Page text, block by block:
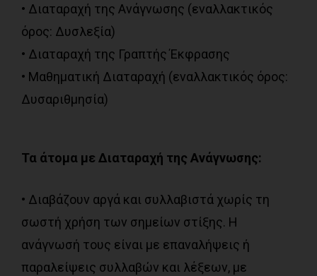
• Διαταραχή της Ανάγνωσης (εναλλακτικός
όρος: Δυσλεξία)
• Διαταραχή της Γραπτής Έκφρασης
• Μαθηματική Διαταραχή (εναλλακτικός όρος:
Δυσαριθμησία)
Τα άτομα με Διαταραχή της Ανάγνωσης:
• Διαβάζουν αργά και συλλαβιστά χωρίς τη
σωστή χρήση των σημείων στίξης. Η
ανάγνωσή τους είναι με επαναλήψεις ή
παραλείψεις συλλαβών και λέξεων, με